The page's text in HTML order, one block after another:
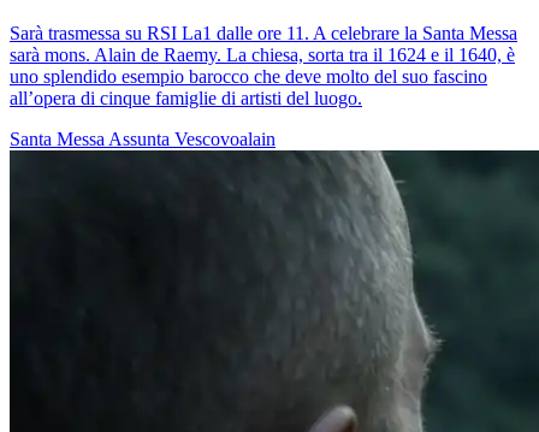
Sarà trasmessa su RSI La1 dalle ore 11. A celebrare la Santa Messa
sarà mons. Alain de Raemy. La chiesa, sorta tra il 1624 e il 1640, è
uno splendido esempio barocco che deve molto del suo fascino
all’opera di cinque famiglie di artisti del luogo.
Santa Messa Assunta Vescovoalain